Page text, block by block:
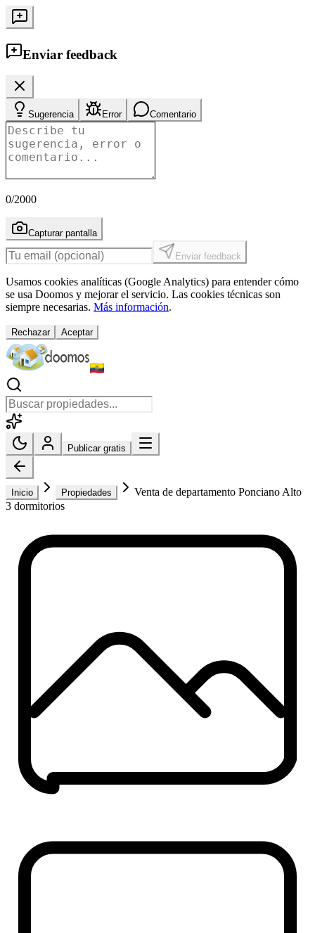
Enviar feedback
Sugerencia Error Comentario
0/2000
Capturar pantalla
Enviar feedback
Usamos cookies analíticas (Google Analytics) para entender cómo
se usa Doomos y mejorar el servicio. Las cookies técnicas son
siempre necesarias. Más información.
Rechazar Aceptar
Publicar gratis
Inicio Propiedades
Venta de departamento Ponciano Alto
3 dormitorios